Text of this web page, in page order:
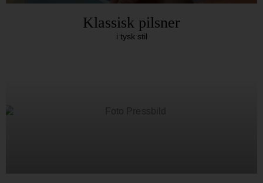
Klassisk pilsner
i tysk stil